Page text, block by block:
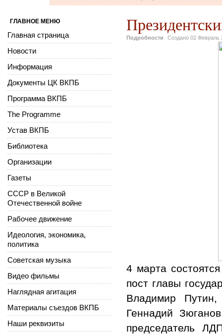
Подробности Создано 02 Февраль
4 марта
пост главы
Владимир
Геннадий
председатель
ГЛАВНОЕ МЕНЮ
Главная страница
Новости
Информация
Документы ЦК ВКПБ
Программа ВКПБ
The Programme
Устав ВКПБ
Библиотека
Организации
Газеты
СССР в Великой
Отечественной войне
Рабочее движение
Идеология, экономика,
политика
Советская музыка
Видео фильмы
Наглядная агитация
Материалы съездов ВКПБ
Наши реквизиты